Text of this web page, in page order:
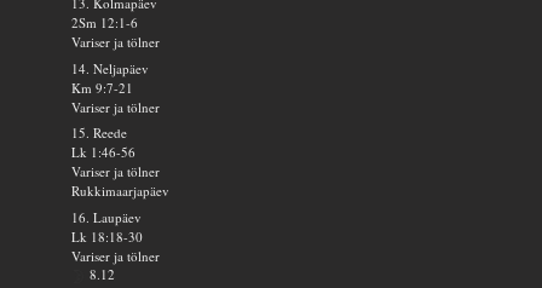
2Sm 12:1-6
Variser ja tölner
14. Neljapäev
Km 9:7-21
Variser ja tölner
15. Reede
Lk 1:46-56
Variser ja tölner
Rukkimaarjapäev
16. Laupäev
Lk 18:18-30
Variser ja tölner
8.12